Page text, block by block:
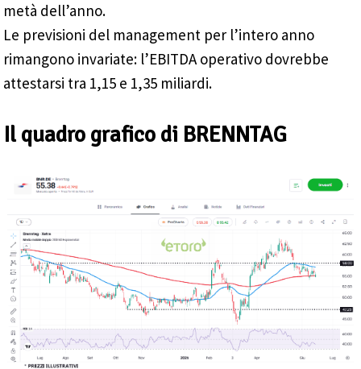
metà dell’anno.
Le previsioni del management per l’intero anno
rimangono invariate: l’EBITDA operativo dovrebbe
attestarsi tra 1,15 e 1,35 miliardi.
Il quadro grafico di BRENNTAG